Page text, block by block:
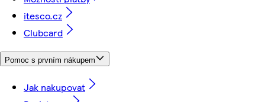
itesco.cz
Clubcard
Pomoc s prvním nákupem
Jak nakupovat